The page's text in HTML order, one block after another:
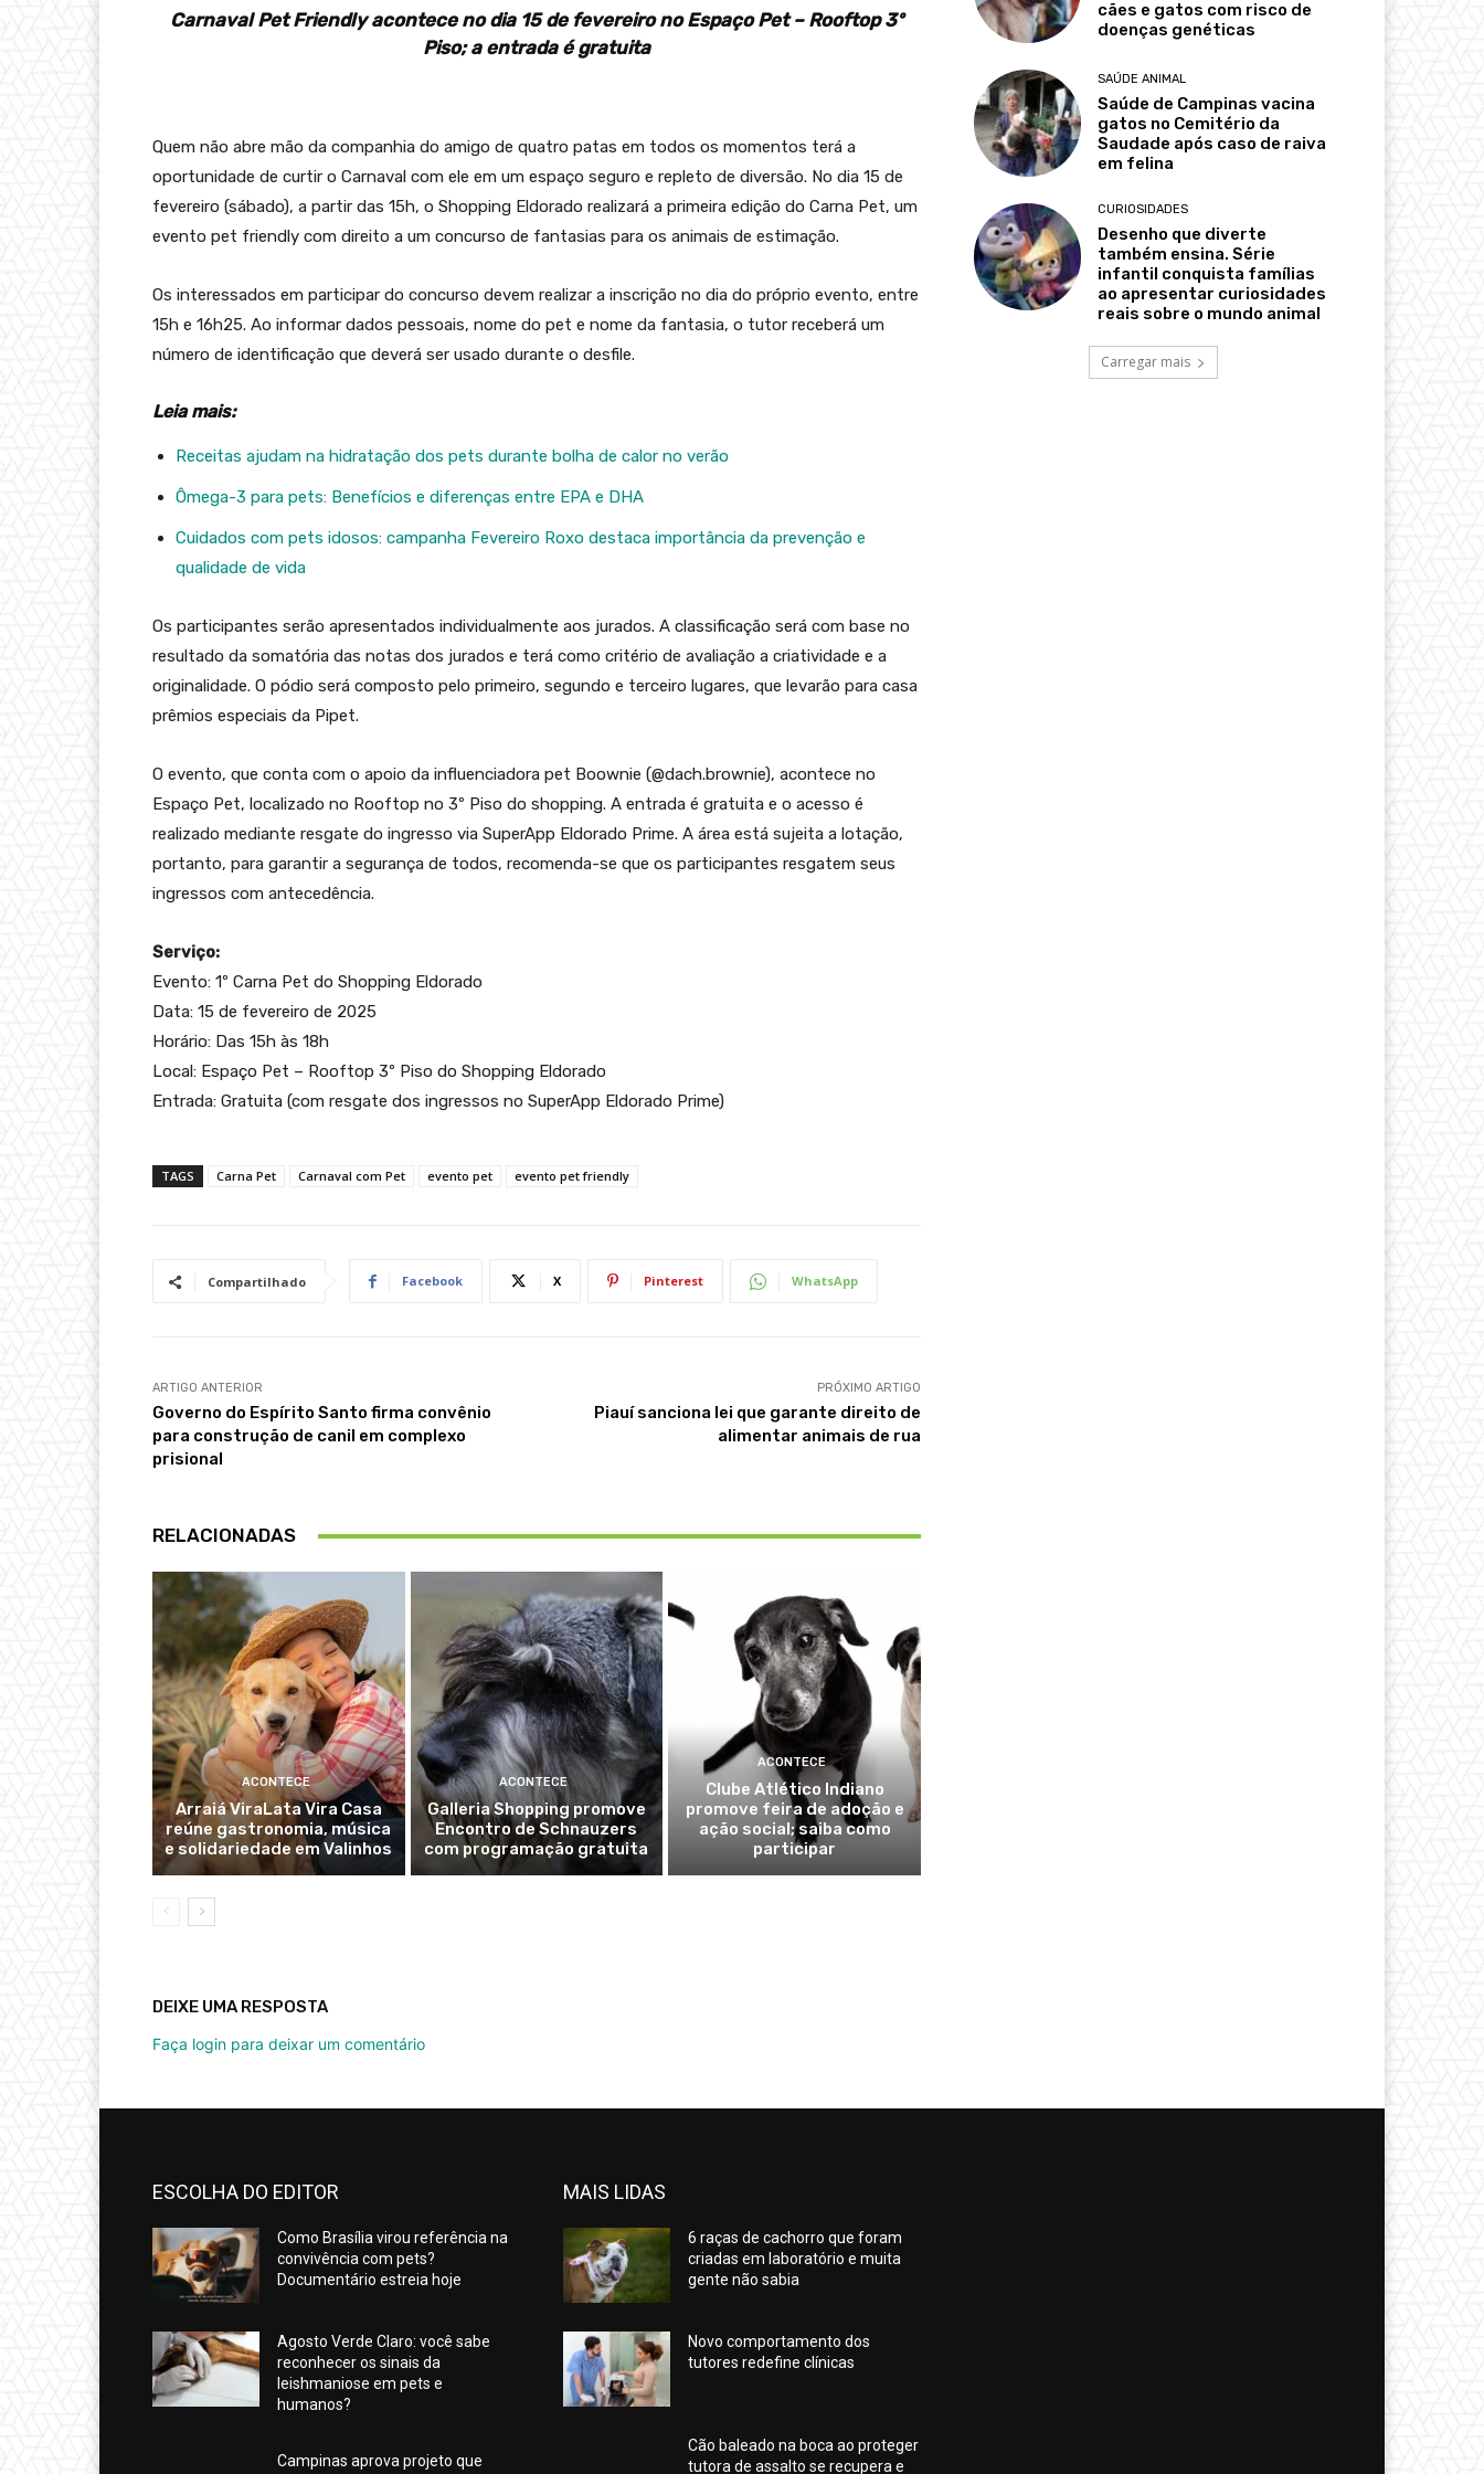
Carnaval Pet Friendly acontece no dia 15 de fevereiro no Espaço Pet – Rooftop 3º
Piso; a entrada é gratuita
Quem não abre mão da companhia do amigo de quatro patas em todos os momentos terá a
oportunidade de curtir o Carnaval com ele em um espaço seguro e repleto de diversão. No dia 15 de
fevereiro (sábado), a partir das 15h, o Shopping Eldorado realizará a primeira edição do Carna Pet, um
evento pet friendly com direito a um concurso de fantasias para os animais de estimação.
Os interessados em participar do concurso devem realizar a inscrição no dia do próprio evento, entre
15h e 16h25. Ao informar dados pessoais, nome do pet e nome da fantasia, o tutor receberá um
número de identificação que deverá ser usado durante o desfile.
Leia mais:
Receitas ajudam na hidratação dos pets durante bolha de calor no verão
Ômega-3 para pets: Benefícios e diferenças entre EPA e DHA
Cuidados com pets idosos: campanha Fevereiro Roxo destaca importância da prevenção e
qualidade de vida
Os participantes serão apresentados individualmente aos jurados. A classificação será com base no
resultado da somatória das notas dos jurados e terá como critério de avaliação a criatividade e a
originalidade. O pódio será composto pelo primeiro, segundo e terceiro lugares, que levarão para casa
prêmios especiais da Pipet.
O evento, que conta com o apoio da influenciadora pet Boownie (@dach.brownie), acontece no
Espaço Pet, localizado no Rooftop no 3º Piso do shopping. A entrada é gratuita e o acesso é
realizado mediante resgate do ingresso via SuperApp Eldorado Prime. A área está sujeita a lotação,
portanto, para garantir a segurança de todos, recomenda-se que os participantes resgatem seus
ingressos com antecedência.
Serviço:
Evento: 1º Carna Pet do Shopping Eldorado
Data: 15 de fevereiro de 2025
Horário: Das 15h às 18h
Local: Espaço Pet – Rooftop 3º Piso do Shopping Eldorado
Entrada: Gratuita (com resgate dos ingressos no SuperApp Eldorado Prime)
TAGS Carna Pet Carnaval com Pet evento pet evento pet friendly
Compartilhado Facebook X Pinterest WhatsApp
ARTIGO ANTERIOR
Governo do Espírito Santo firma convênio
para construção de canil em complexo
prisional
PRÓXIMO ARTIGO
Piauí sanciona lei que garante direito de
alimentar animais de rua
RELACIONADAS
ACONTECE
Arraiá ViraLata Vira Casa
reúne gastronomia, música
e solidariedade em Valinhos
ACONTECE
Galleria Shopping promove
Encontro de Schnauzers
com programação gratuita
ACONTECE
Clube Atlético Indiano
promove feira de adoção e
ação social; saiba como
participar
DEIXE UMA RESPOSTA
Faça login para deixar um comentário
cães e gatos com risco de
doenças genéticas
SAÚDE ANIMAL
Saúde de Campinas vacina
gatos no Cemitério da
Saudade após caso de raiva
em felina
CURIOSIDADES
Desenho que diverte
também ensina. Série
infantil conquista famílias
ao apresentar curiosidades
reais sobre o mundo animal
Carregar mais
ESCOLHA DO EDITOR
Como Brasília virou referência na
convivência com pets?
Documentário estreia hoje
Agosto Verde Claro: você sabe
reconhecer os sinais da
leishmaniose em pets e
humanos?
Campinas aprova projeto que
MAIS LIDAS
6 raças de cachorro que foram
criadas em laboratório e muita
gente não sabia
Novo comportamento dos
tutores redefine clínicas
Cão baleado na boca ao proteger
tutora de assalto se recupera e